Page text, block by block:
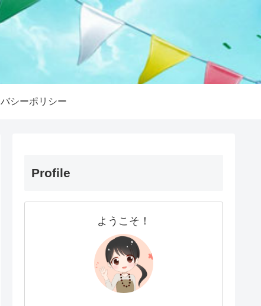
シーポリシー
Profile
ようこそ！